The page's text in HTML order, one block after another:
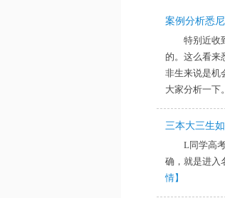
案例分析悉
特别近收
的。这么看来
非生来说是机
大家分析一下
三本大三生
L同学高
确，就是进入
情】